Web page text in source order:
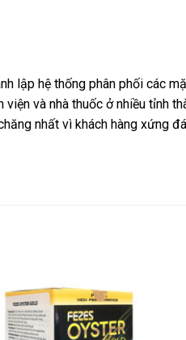
lập hệ thống phân phối các
và nhà thuốc ở nhiều tỉnh
nhất vì khách hàng xứng